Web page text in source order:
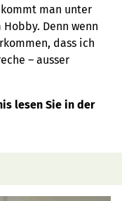
man unter
Denn wenn
dass ich
– ausser
lesen Sie in der